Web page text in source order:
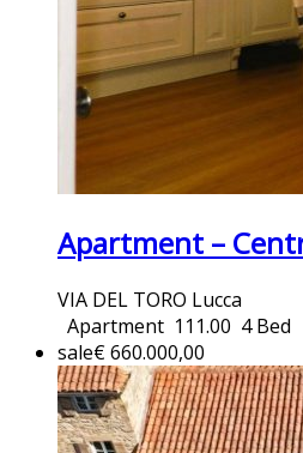
Apartment –
VIA DEL TORO Lucca
Apartment 111.00 4 Bed
sale€ 660.000,00